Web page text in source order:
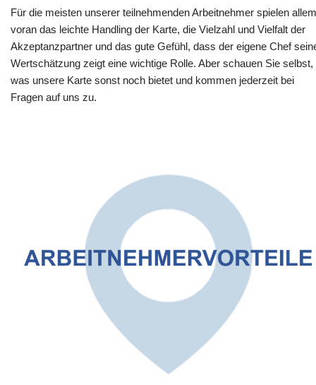
Für die meisten unserer teilnehmenden Arbeitnehmer spielen allem
voran das leichte Handling der Karte, die Vielzahl und Vielfalt der
Akzeptanzpartner und das gute Gefühl, dass der eigene Chef
Wertschätzung zeigt eine wichtige Rolle. Aber schauen Sie selbst,
was unsere Karte sonst noch bietet und kommen jederzeit bei
Fragen auf uns zu.